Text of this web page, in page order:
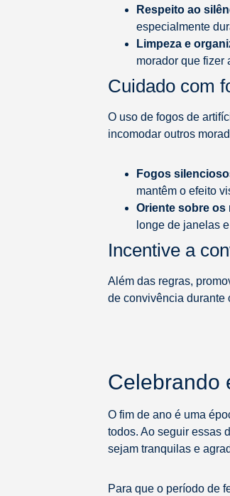
Respeito ao
especialmente
Limpeza e
morador que fizer
Cuidado com
O uso de fogos de
incomodar outros
Fogos
mantêm o efeito
Oriente sobre os
longe de janelas
Incentive a
Além das regras,
de convivência durante
Celebrando
O fim de ano é uma
todos. Ao seguir essas
sejam tranquilas e
Para que o período de